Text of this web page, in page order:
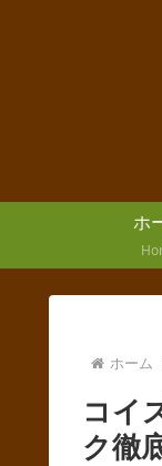
ホ
ホーム
コイ
ク徹